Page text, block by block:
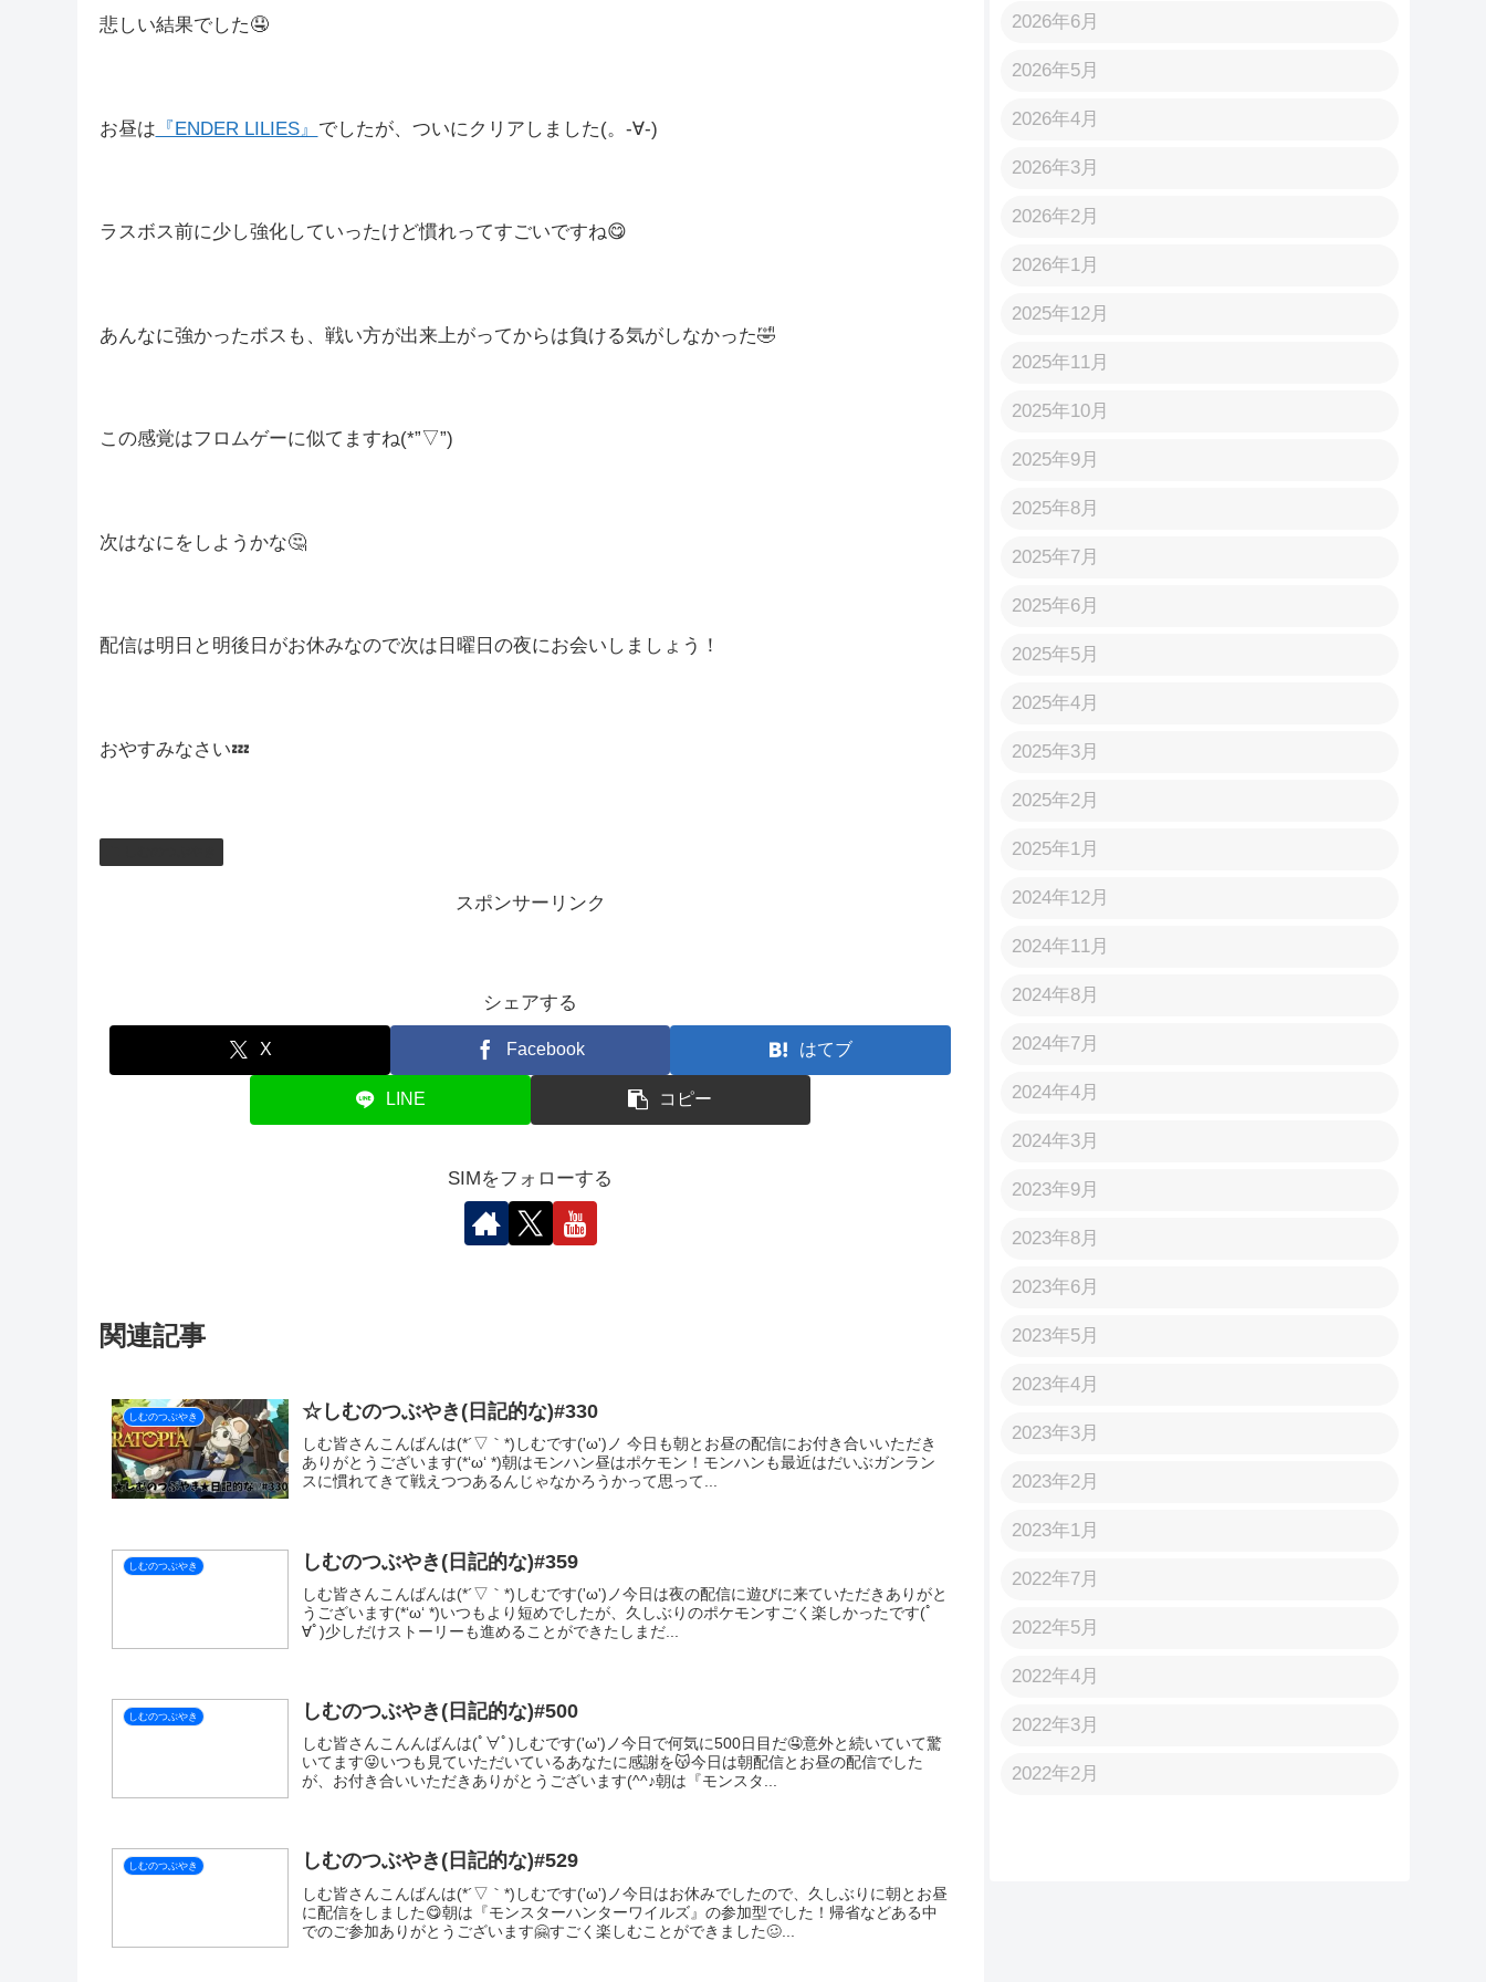
次はなにをしようかな🤔
おやすみなさい💤
スポンサーリンク
シェアする
LINE コピー
2026年6月
2026年5月
2026年4月
2026年3月
2026年2月
2026年1月
2025年12月
2025年11月
2025年10月
2025年9月
2025年8月
2025年7月
2025年6月
2025年5月
2025年4月
2025年3月
2025年2月
2025年1月
2024年12月
2024年11月
2024年8月
2024年7月
2024年4月
2024年3月
2023年9月
2023年8月
2023年6月
2023年5月
2023年4月
2023年3月
2023年2月
2023年1月
2022年7月
2022年5月
2022年4月
2022年3月
2022年2月